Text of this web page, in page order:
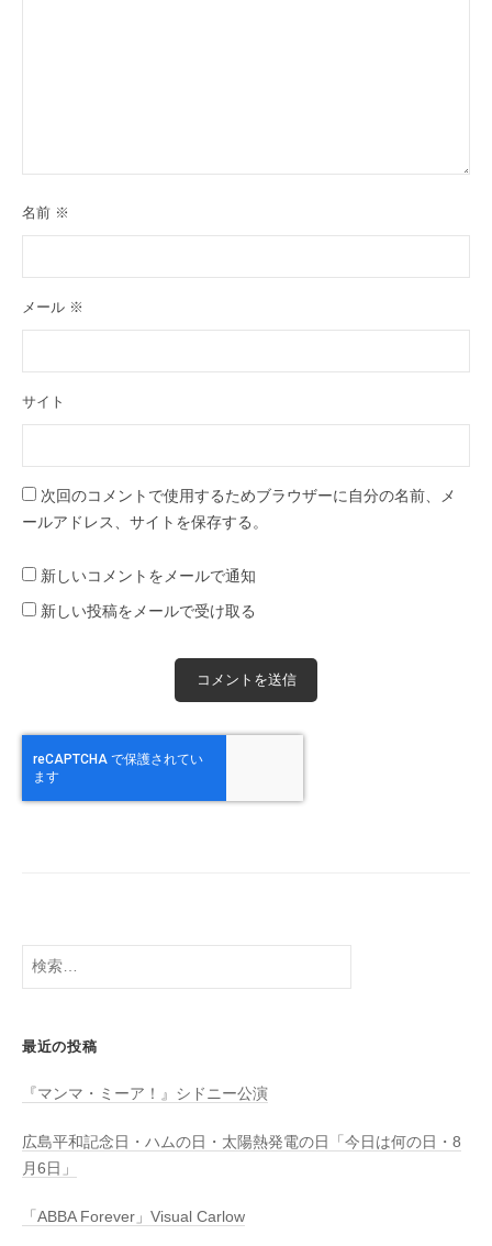
名前 ※
メール ※
サイト
次回のコメントで使用するためブラウザーに自分の名前、メ
ールアドレス、サイトを保存する。
新しいコメントをメールで通知
新しい投稿をメールで受け取る
検
最近の投稿
『マンマ・ミーア！』シドニー公演
広島平和記念日・ハムの日・太陽熱発電の日「今日は何の日・8
月6日」
「ABBA Forever」Visual Carlow